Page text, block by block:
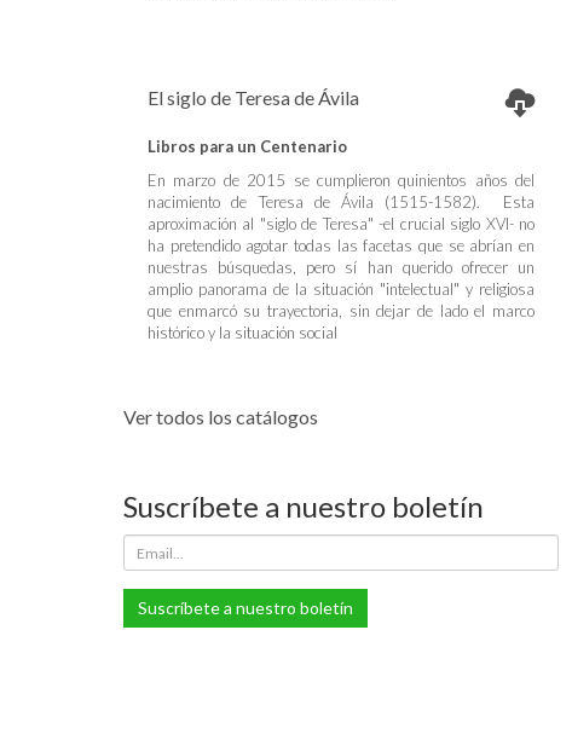
El siglo de Teresa de Ávila
Libros para un Centenario
En marzo de 2015 se cumplieron quinientos años del
nacimiento de Teresa de Ávila (1515-1582). Esta
aproximación al "siglo de Teresa" -el crucial siglo XVI- no
ha pretendido agotar todas las facetas que se abrían en
nuestras búsquedas, pero sí han querido ofrecer un
amplio panorama de la situación "intelectual" y religiosa
que enmarcó su trayectoria, sin dejar de lado el marco
histórico y la situación social
Ver todos los catálogos
Suscríbete a nuestro boletín
Suscríbete a nuestro boletín